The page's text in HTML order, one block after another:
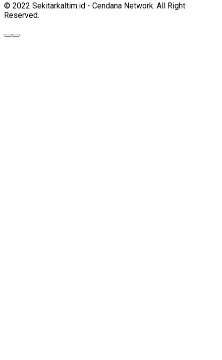
© 2022 Sekitarkaltim.id - Cendana Network. All Right
Reserved.